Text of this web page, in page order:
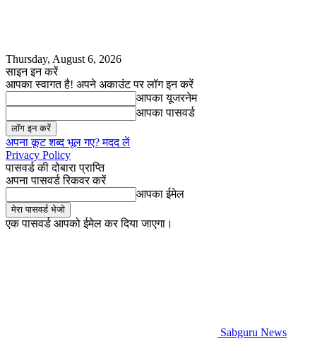
Thursday, August 6, 2026
साइन इन करें
आपका स्वागत है! अपने अकाउंट पर लॉग इन करें
आपका यूजरनेम
आपका पासवर्ड
अपना कूट शब्द भूल गए? मदद लें
Privacy Policy
पासवर्ड की दोबारा प्राप्ति
अपना पासवर्ड रिकवर करें
आपका ईमेल
एक पासवर्ड आपको ईमेल कर दिया जाएगा।
Sabguru News